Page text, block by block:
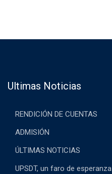
Ultimas Noticias
RENDICIÓN DE CUENTAS
ADMISIÓN
ÚLTIMAS NOTICIAS
UPSDT, un faro de esperanza